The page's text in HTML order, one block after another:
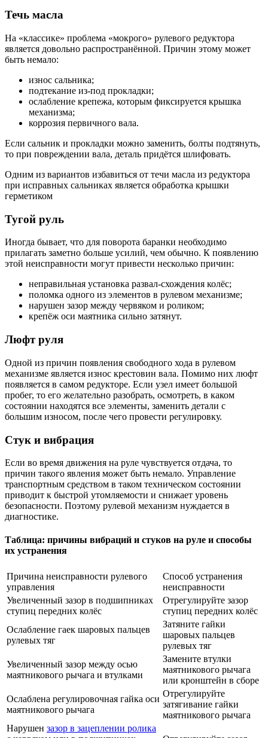
Течь масла
На «классике» проблема «мокрого» рулевого редуктора
является довольно распространённой. Причин этому может
быть немало:
износ сальника;
подтекание из-под прокладки;
ослабление крепежа, которым фиксируется крышка
механизма;
коррозия первичного вала.
Если сальник и прокладки можно заменить, болты подтянуть,
то при повреждении вала, деталь придётся шлифовать.
Одним из вариантов избавиться от течи масла из редуктора
при исправных сальниках является обработка крышки
герметиком
Тугой руль
Иногда бывает, что для поворота баранки необходимо
прилагать заметно больше усилий, чем обычно. К появлению
этой неисправности могут привести несколько причин:
неправильная установка развал-схождения колёс;
поломка одного из элементов в рулевом механизме;
нарушен зазор между червяком и роликом;
крепёж оси маятника сильно затянут.
Люфт руля
Одной из причин появления свободного хода в рулевом
механизме является износ крестовин вала. Помимо них люфт
появляется в самом редукторе. Если узел имеет большой
пробег, то его желательно разобрать, осмотреть, в каком
состоянии находятся все элементы, заменить детали с
большим износом, после чего провести регулировку.
Стук и вибрация
Если во время движения на руле чувствуется отдача, то
причин такого явления может быть немало. Управление
транспортным средством в таком техническом состоянии
приводит к быстрой утомляемости и снижает уровень
безопасности. Поэтому рулевой механизм нуждается в
диагностике.
Таблица: причины вибраций и стуков на руле и способы
их устранения
Причина неисправности рулевого
управления
Способ устранения
неисправности
Увеличенный зазор в подшипниках
ступиц передних колёс
Отрегулируйте зазор
ступиц передних колёс
Ослабление гаек шаровых пальцев
рулевых тяг
Затяните гайки
шаровых пальцев
рулевых тяг
Увеличенный зазор между осью
маятникового рычага и втулками
Замените втулки
маятникового рычага
или кронштейн в сборе
Ослаблена регулировочная гайка оси
маятникового рычага
Отрегулируйте
затягивание гайки
маятникового рычага
Нарушен зазор в зацеплении ролика